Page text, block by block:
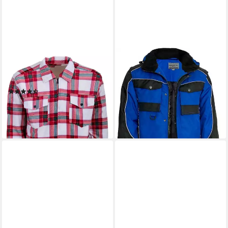
Arbeitsjacke Fleece
Holzfällerhemd gefüttert
(2)
21,95 €
lieferbar - in 3-4 Werktagen bei dir
ARTMAS
Arbeitsjacke Funktionsjacke
Winter Arbeit Outdoor ABN.
Ärmel gefüttert wasserdicht
58,95 €
lieferbar - in 2-3 Werktagen bei dir